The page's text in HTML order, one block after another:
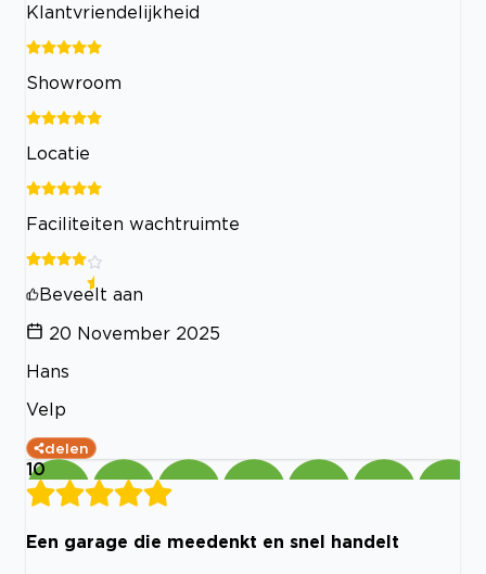
Klantvriendelijkheid
Showroom
Locatie
Faciliteiten wachtruimte
Beveelt aan
20 November 2025
Hans
Velp
delen
10
Een garage die meedenkt en snel handelt